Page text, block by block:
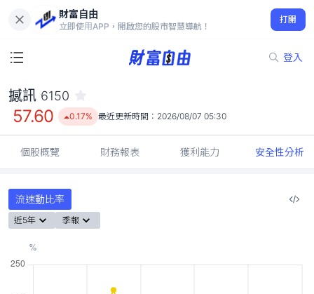
財富自由
立即使用APP，開啟您的股市智慧導航！
打開
登入
57.60
0.17%
撼訊 6150
57.60 0.17% 最近更新時間： 2026/08/07 05:30
個股概覽 財務報表 獲利能力 安全性分析
流速動比率
近5年 季報